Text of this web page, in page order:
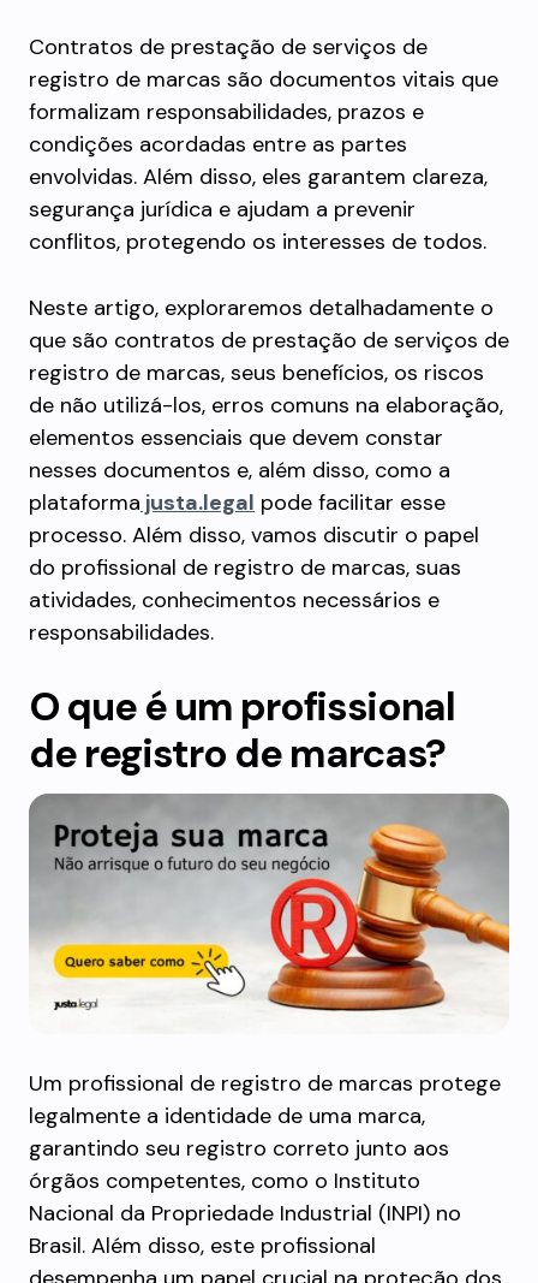
Contratos de prestação de serviços de
registro de marcas são documentos vitais que
formalizam responsabilidades, prazos e
condições acordadas entre as partes
envolvidas. Além disso, eles garantem clareza,
segurança jurídica e ajudam a prevenir
conflitos, protegendo os interesses de todos.
Neste artigo, exploraremos detalhadamente o
que são contratos de prestação de serviços de
registro de marcas, seus benefícios, os riscos
de não utilizá-los, erros comuns na elaboração,
elementos essenciais que devem constar
nesses documentos e, além disso, como a
plataforma justa.legal pode facilitar esse
processo. Além disso, vamos discutir o papel
do profissional de registro de marcas, suas
atividades, conhecimentos necessários e
responsabilidades.
O que é um profissional
de registro de marcas?
Um profissional de registro de marcas protege
legalmente a identidade de uma marca,
garantindo seu registro correto junto aos
órgãos competentes, como o Instituto
Nacional da Propriedade Industrial (INPI) no
Brasil. Além disso, este profissional